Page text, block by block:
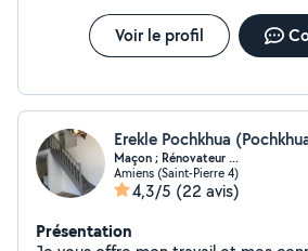
Voir le profil
Erekle Pochkhua
Maçon ; Rénovateur ...
Amiens (Saint-Pierre 4)
4,3/5 (22 avis)
Présentation